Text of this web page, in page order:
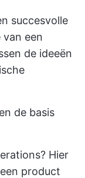
succesvolle
een
de ideeën
de basis
Hier
product